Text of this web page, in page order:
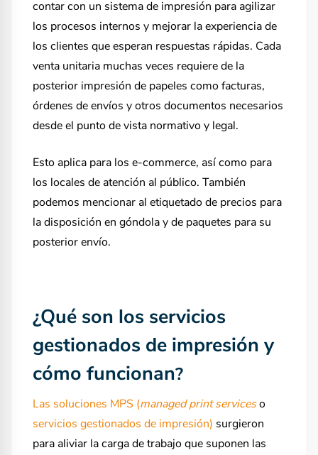
contar con un sistema de impresión para agilizar
los procesos internos y mejorar la experiencia de
los clientes que esperan respuestas rápidas. Cada
venta unitaria muchas veces requiere de la
posterior impresión de papeles como facturas,
órdenes de envíos y otros documentos necesarios
desde el punto de vista normativo y legal.
Esto aplica para los e-commerce, así como para
los locales de atención al público. También
podemos mencionar al etiquetado de precios para
la disposición en góndola y de paquetes para su
posterior envío.
¿Qué son los servicios
gestionados de impresión y
cómo funcionan?
Las soluciones MPS (managed print serviceso
servicios gestionados de impresión) surgieron
para aliviar la carga de trabajo que suponen las